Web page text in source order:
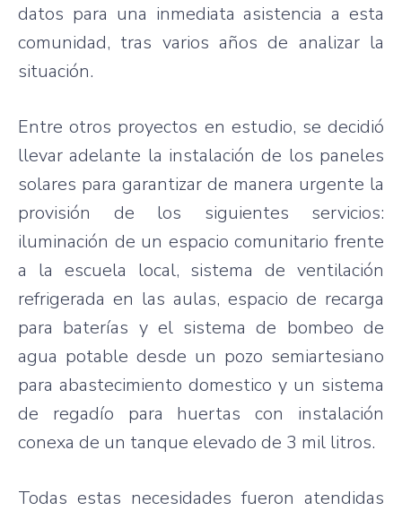
datos para una inmediata asistencia a esta
comunidad, tras varios años de analizar la
situación.
Entre otros proyectos en estudio, se decidió
llevar adelante la instalación de los paneles
solares para garantizar de manera urgente la
provisión de los siguientes servicios:
iluminación de un espacio comunitario frente
a la escuela local, sistema de ventilación
refrigerada en las aulas, espacio de recarga
para baterías y el sistema de bombeo de
agua potable desde un pozo semiartesiano
para abastecimiento domestico y un sistema
de regadío para huertas con instalación
conexa de un tanque elevado de 3 mil litros.
Todas estas necesidades fueron atendidas